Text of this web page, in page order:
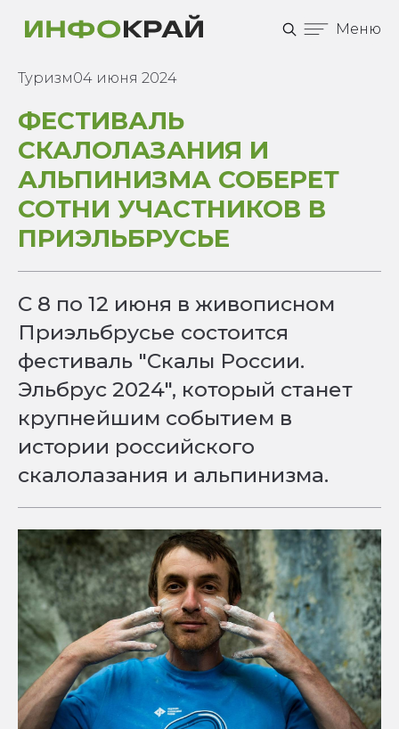
Меню
Туризм04 июня 2024
ФЕСТИВАЛЬ
СКАЛОЛАЗАНИЯ И
АЛЬПИНИЗМА СОБЕРЕТ
СОТНИ УЧАСТНИКОВ В
ПРИЭЛЬБРУСЬЕ
С 8 по 12 июня в живописном
Приэльбрусье состоится
фестиваль "Скалы России.
Эльбрус 2024", который станет
крупнейшим событием в
истории российского
скалолазания и альпинизма.